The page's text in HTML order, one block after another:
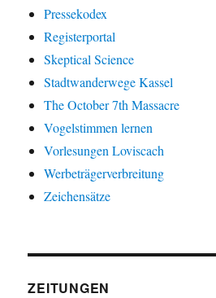
Pressekodex
Registerportal
Skeptical Science
Stadtwanderwege Kassel
The October 7th Massacre
Vogelstimmen lernen
Vorlesungen Loviscach
Werbeträgerverbreitung
Zeichensätze
ZEITUNGEN